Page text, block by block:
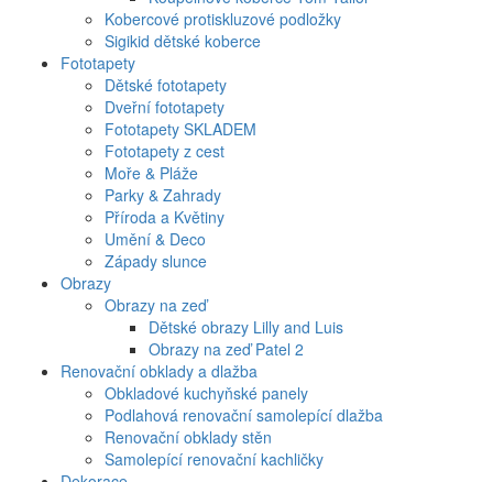
Kobercové protiskluzové podložky
Sigikid dětské koberce
Fototapety
Dětské fototapety
Dveřní fototapety
Fototapety SKLADEM
Fototapety z cest
Moře & Pláže
Parky & Zahrady
Příroda a Květiny
Umění & Deco
Západy slunce
Obrazy
Obrazy na zeď
Dětské obrazy Lilly and Luis
Obrazy na zeď Patel 2
Renovační obklady a dlažba
Obkladové kuchyňské panely
Podlahová renovační samolepící dlažba
Renovační obklady stěn
Samolepící renovační kachličky